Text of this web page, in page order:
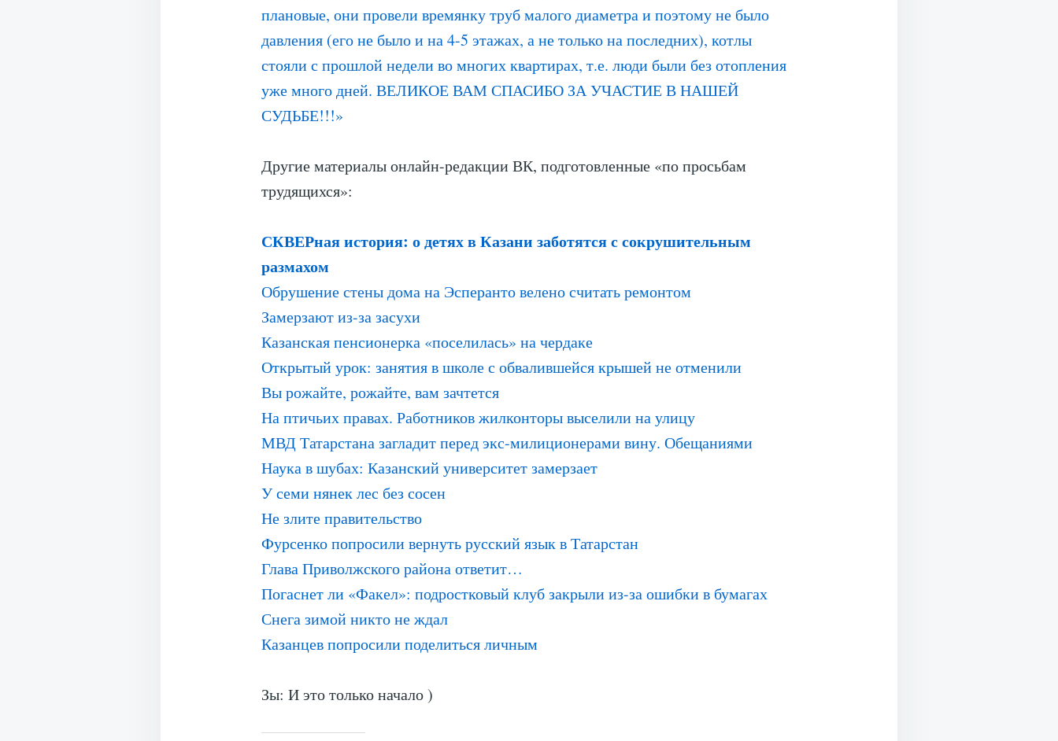
плановые, они провели времянку труб малого диаметра и поэтому не было
давления (его не было и на 4-5 этажах, а не только на последних), котлы
стояли с прошлой недели во многих квартирах, т.е. люди были без отопления
уже много дней. ВЕЛИКОЕ ВАМ СПАСИБО ЗА УЧАСТИЕ В НАШЕЙ
СУДЬБЕ!!!»
Другие материалы онлайн-редакции ВК, подготовленные «по просьбам
трудящихся»:
СКВЕРная история: о детях в Казани заботятся с сокрушительным
размахом
Обрушение стены дома на Эсперанто велено считать ремонтом
Замерзают из-за засухи
Казанская пенсионерка «поселилась» на чердаке
Открытый урок: занятия в школе с обвалившейся крышей не отменили
Вы рожайте, рожайте, вам зачтется
На птичьих правах. Работников жилконторы выселили на улицу
МВД Татарстана загладит перед экс-милиционерами вину. Обещаниями
Наука в шубах: Казанский университет замерзает
У семи нянек лес без сосен
Не злите правительство
Фурсенко попросили вернуть русский язык в Татарстан
Глава Приволжского района ответит…
Погаснет ли «Факел»: подростковый клуб закрыли из-за ошибки в бумагах
Снега зимой никто не ждал
Казанцев попросили поделиться личным
Зы: И это только начало )